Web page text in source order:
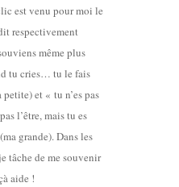
est venu pour moi le
respectivement
même plus
tu cries… tu le fais
et « tu n’es pas
l’être, mais tu es
grande). Dans les
tâche de me souvenir
aide !